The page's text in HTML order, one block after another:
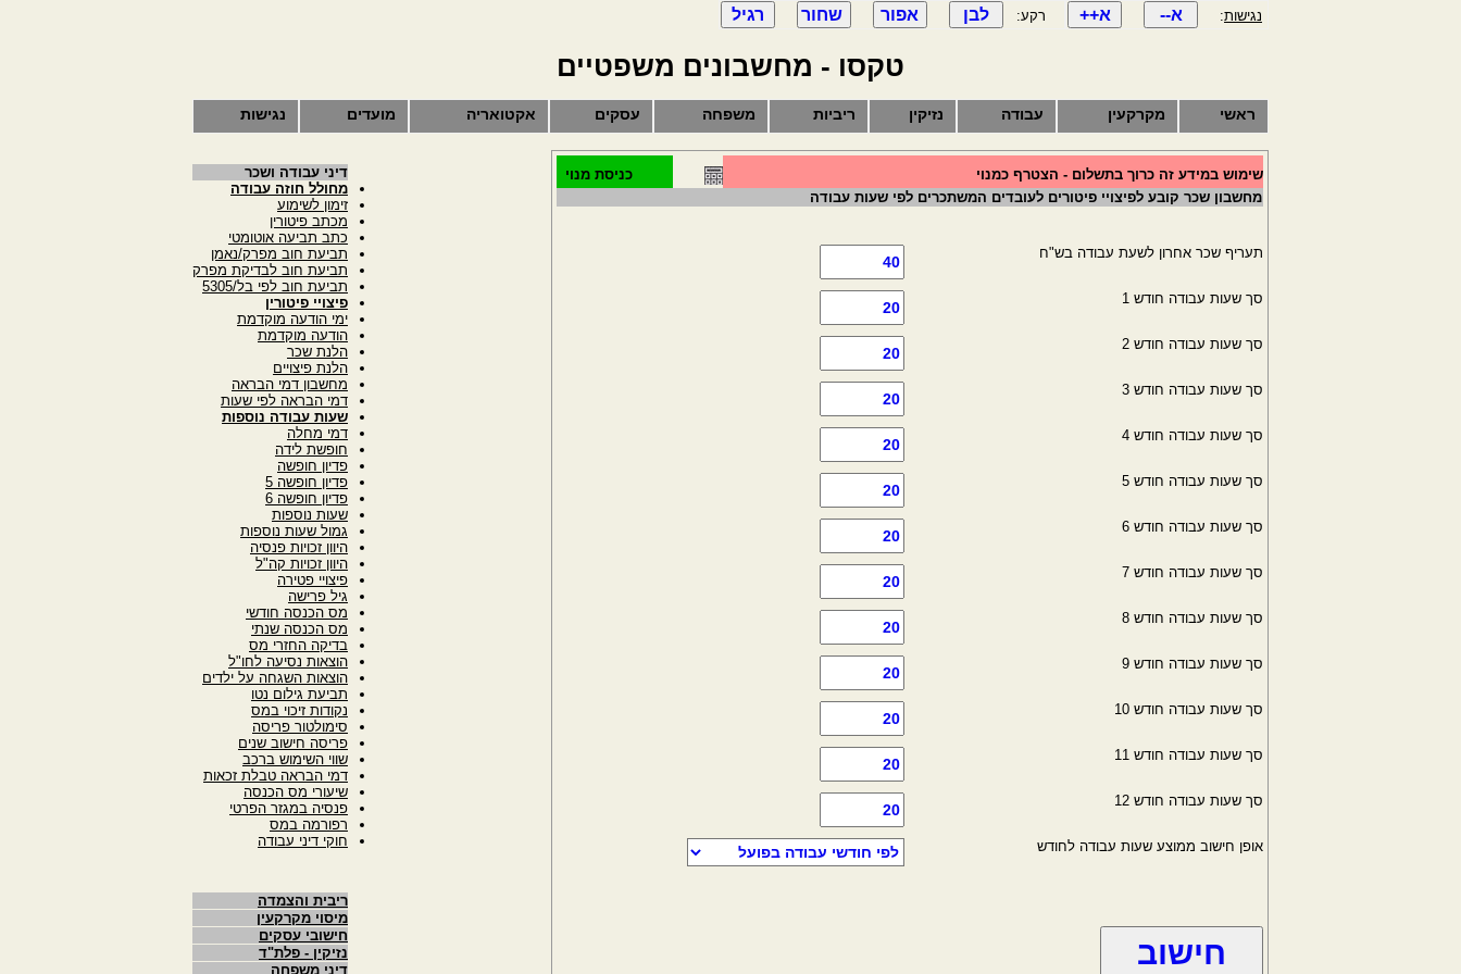
נגישות: רקע:
טקסו - מחשבונים משפטיים
ראשי מקרקעין עבודה נזיקין ריביות משפחה עסקים אקטואריה מועדים נגישות
שימוש במידע זה כרוך בתשלום - הצטרף כמנוי
כניסת מנוי
מחשבון שכר קובע לפיצויי פיטורים לעובדים המשתכרים לפי שעות עבודה
תעריף שכר אחרון לשעת עבודה בש"ח
סך שעות עבודה חודש 1
סך שעות עבודה חודש 2
סך שעות עבודה חודש 3
סך שעות עבודה חודש 4
סך שעות עבודה חודש 5
סך שעות עבודה חודש 6
סך שעות עבודה חודש 7
סך שעות עבודה חודש 8
סך שעות עבודה חודש 9
סך שעות עבודה חודש 10
סך שעות עבודה חודש 11
סך שעות עבודה חודש 12
אופן חישוב ממוצע שעות עבודה לחודש
דיני עבודה ושכר
מחולל חוזה עבודה
זימון לשימוע
מכתב פיטורין
כתב תביעה אוטומטי
תביעת חוב מפרק/נאמן
תביעת חוב לבדיקת מפרק
תביעת חוב לפי בל/5305
פיצויי פיטורין
ימי הודעה מוקדמת
הודעה מוקדמת
הלנת שכר
הלנת פיצויים
מחשבון דמי הבראה
דמי הבראה לפי שעות
שעות עבודה נוספות
דמי מחלה
חופשת לידה
פדיון חופשה
פדיון חופשה 5
פדיון חופשה 6
שעות נוספות
גמול שעות נוספות
היוון זכויות פנסיה
היוון זכויות קה"ל
פיצויי פטירה
גיל פרישה
מס הכנסה חודשי
מס הכנסה שנתי
בדיקה החזרי מס
הוצאות נסיעה לחו"ל
הוצאות השגחה על ילדים
תביעת גילום נטו
נקודות זיכוי במס
סימולטור פריסה
פריסה חישוב שנים
שווי השימוש ברכב
דמי הבראה טבלת זכאות
שיעורי מס הכנסה
פנסיה במגזר הפרטי
רפורמה במס
חוקי דיני עבודה
ריבית והצמדה
מיסוי מקרקעין
חישובי עסקים
נזיקין - פלת"ד
דיני משפחה